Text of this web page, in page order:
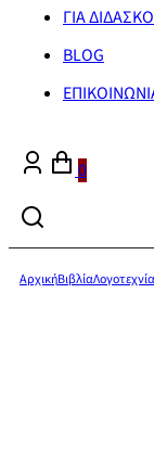
ΓΙΑ
BLOG
0
ΑρχικήΒιβλίαΛογοτεχνία